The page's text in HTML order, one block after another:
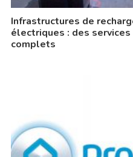
Infrastructures de
électriques : des
complets